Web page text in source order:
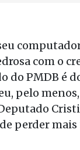
com o
do PMDB é
pelo
perder